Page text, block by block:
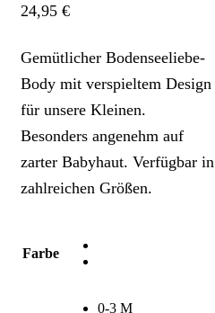
24,95 €
Gemütlicher Bodenseeliebe-
Body mit verspieltem Design
für unsere Kleinen.
Besonders angenehm auf
zarter Babyhaut. Verfügbar in
zahlreichen Größen.
Farbe
0-3 M